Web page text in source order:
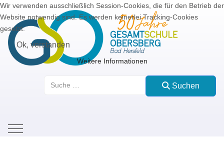
Suchen
Mobile Menu Toggle
Wir verwenden ausschließlich Session-Cookies, die für den Betrieb der
Website notwendig sind. Es werden keinerlei Tracking-Cookies
gesetzt.
Ok, verstanden
Weitere Informationen